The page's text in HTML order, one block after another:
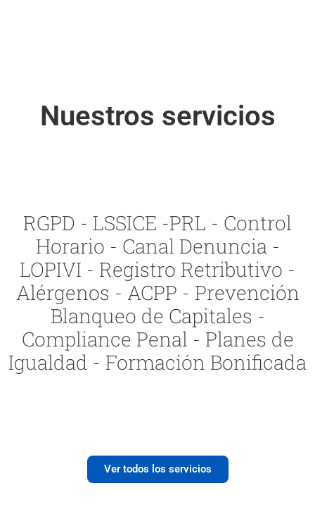
Nuestros servicios
RGPD - LSSICE -PRL - Control
Horario - Canal Denuncia -
LOPIVI - Registro Retributivo -
Alérgenos - ACPP - Prevención
Blanqueo de Capitales -
Compliance Penal - Planes de
Igualdad - Formación Bonificada
Ver todos los servicios